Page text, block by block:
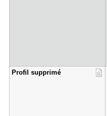
Profil sup​primé